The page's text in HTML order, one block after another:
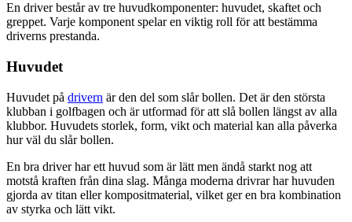
En driver består av tre huvudkomponenter: huvudet, skaftet och
greppet. Varje komponent spelar en viktig roll för att bestämma
driverns prestanda.
Huvudet
Huvudet på drivern är den del som slår bollen. Det är den största
klubban i golfbagen och är utformad för att slå bollen längst av alla
klubbor. Huvudets storlek, form, vikt och material kan alla påverka
hur väl du slår bollen.
En bra driver har ett huvud som är lätt men ändå starkt nog att
motstå kraften från dina slag. Många moderna drivrar har huvuden
gjorda av titan eller kompositmaterial, vilket ger en bra kombination
av styrka och lätt vikt.